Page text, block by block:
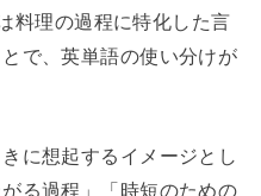
料理の過程に特化した言
で、英単語の使い分けが
に想起するイメージとし
る過程」「時短のための